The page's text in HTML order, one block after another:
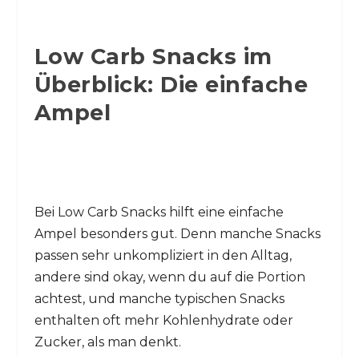
Low Carb Snacks im
Überblick: Die einfache
Ampel
Bei Low Carb Snacks hilft eine einfache
Ampel besonders gut. Denn manche Snacks
passen sehr unkompliziert in den Alltag,
andere sind okay, wenn du auf die Portion
achtest, und manche typischen Snacks
enthalten oft mehr Kohlenhydrate oder
Zucker, als man denkt.